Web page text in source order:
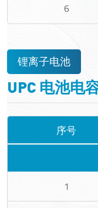
6
锂离子电池
UPC 电池电
序号
1